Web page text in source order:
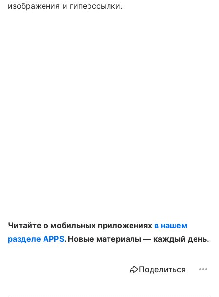
изображения и гиперссылки.
Читайте о мобильных приложениях в нашем
разделе APPS. Новые материалы — каждый день.
Поделиться